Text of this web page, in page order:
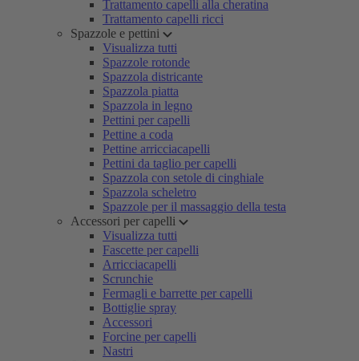
Trattamento capelli alla cheratina
Trattamento capelli ricci
Spazzole e pettini
Visualizza tutti
Spazzole rotonde
Spazzola districante
Spazzola piatta
Spazzola in legno
Pettini per capelli
Pettine a coda
Pettine arricciacapelli
Pettini da taglio per capelli
Spazzola con setole di cinghiale
Spazzola scheletro
Spazzole per il massaggio della testa
Accessori per capelli
Visualizza tutti
Fascette per capelli
Arricciacapelli
Scrunchie
Fermagli e barrette per capelli
Bottiglie spray
Accessori
Forcine per capelli
Nastri